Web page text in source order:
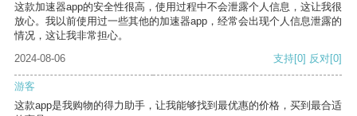
这款加速器app的安全性很高，使用过程中不会泄露个人信息，这让我很
放心。我以前使用过一些其他的加速器app，经常会出现个人信息泄露的
情况，这让我非常担心。
2024-08-06
支持[0] 反对[0]
游客
这款app是我购物的得力助手，让我能够找到最优惠的价格，买到最合适